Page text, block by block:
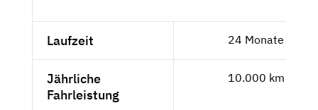
Laufzeit 24 Monate
Jährliche
Fahrleistung
10.000 km